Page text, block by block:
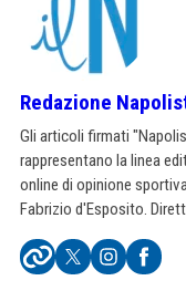
Redazione
Gli articoli firmati
rappresentano la linea
online di opinione
Fabrizio d'Esposito.